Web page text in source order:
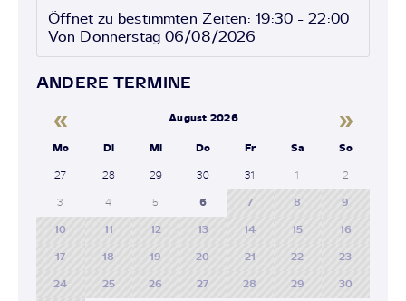
Öffnet zu bestimmten Zeiten: 19:30 - 22:00
Von Donnerstag 06/08/2026
ANDERE TERMINE
« August 2026 »
Mo Di Mi Do Fr Sa So
27 28 29 30 31 1 2
3 4 5 6 7 8 9
10 11 12 13 14 15 16
17 18 19 20 21 22 23
24 25 26 27 28 29 30